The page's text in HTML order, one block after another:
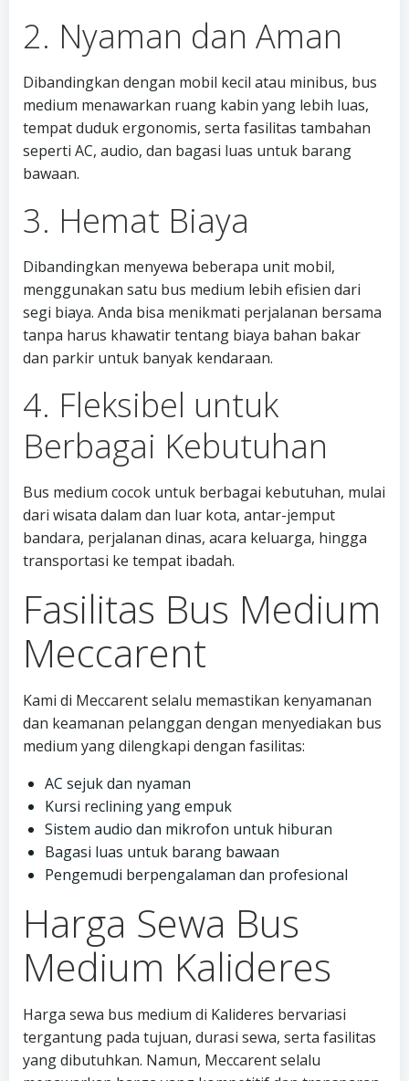
2. Nyaman dan Aman
Dibandingkan dengan mobil kecil atau minibus, bus
medium menawarkan ruang kabin yang lebih luas,
tempat duduk ergonomis, serta fasilitas tambahan
seperti AC, audio, dan bagasi luas untuk barang
bawaan.
3. Hemat Biaya
Dibandingkan menyewa beberapa unit mobil,
menggunakan satu bus medium lebih efisien dari
segi biaya. Anda bisa menikmati perjalanan bersama
tanpa harus khawatir tentang biaya bahan bakar
dan parkir untuk banyak kendaraan.
4. Fleksibel untuk
Berbagai Kebutuhan
Bus medium cocok untuk berbagai kebutuhan, mulai
dari wisata dalam dan luar kota, antar-jemput
bandara, perjalanan dinas, acara keluarga, hingga
transportasi ke tempat ibadah.
Fasilitas Bus Medium
Meccarent
Kami di Meccarent selalu memastikan kenyamanan
dan keamanan pelanggan dengan menyediakan bus
medium yang dilengkapi dengan fasilitas:
AC sejuk dan nyaman
Kursi reclining yang empuk
Sistem audio dan mikrofon untuk hiburan
Bagasi luas untuk barang bawaan
Pengemudi berpengalaman dan profesional
Harga Sewa Bus
Medium Kalideres
Harga sewa bus medium di Kalideres bervariasi
tergantung pada tujuan, durasi sewa, serta fasilitas
yang dibutuhkan. Namun, Meccarent selalu